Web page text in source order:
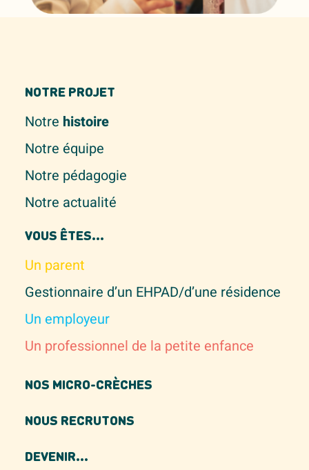
NOTRE PROJET
Notre histoire
Notre équipe
Notre pédagogie
Notre actualité
VOUS ÊTES...
Un parent
Gestionnaire d’un EHPAD/d’une résidence
Un employeur
Un professionnel de la petite enfance
NOS MICRO-CRÈCHES
NOUS RECRUTONS
DEVENIR...